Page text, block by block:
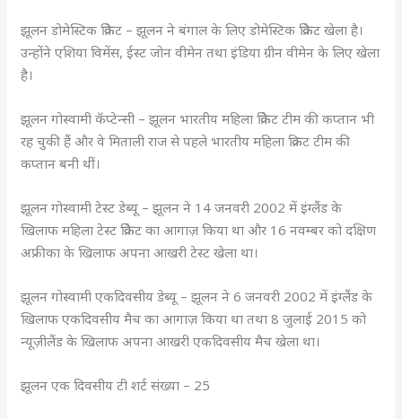
झूलन डोमेस्टिक क्रिकेट – झूलन ने बंगाल के लिए डोमेस्टिक क्रिकेट खेला है।
उन्होंने एशिया विमेंस, ईस्ट जोन वीमेन तथा इंडिया ग्रीन वीमेन के लिए खेला
है।
झूलन गोस्वामी कॅप्टेन्सी – झूलन भारतीय महिला क्रिकेट टीम की कप्तान भी
रह चुकी हैं और वे मिताली राज से पहले भारतीय महिला क्रिकट टीम की
कप्तान बनी थीं।
झूलन गोस्वामी टेस्ट डेब्यू – झूलन ने 14 जनवरी 2002 में इंग्लैंड के
खिलाफ महिला टेस्ट क्रिकेट का आगाज़ किया था और 16 नवम्बर को दक्षिण
अफ्रीका के खिलाफ अपना आखरी टेस्ट खेला था।
झूलन गोस्वामी एकदिवसीय डेब्यू – झूलन ने 6 जनवरी 2002 में इंग्लैंड के
खिलाफ एकदिवसीय मैच का आगाज़ किया था तथा 8 जुलाई 2015 को
न्यूज़ीलैंड के खिलाफ अपना आखरी एकदिवसीय मैच खेला था।
झूलन एक दिवसीय टी शर्ट संख्या – 25